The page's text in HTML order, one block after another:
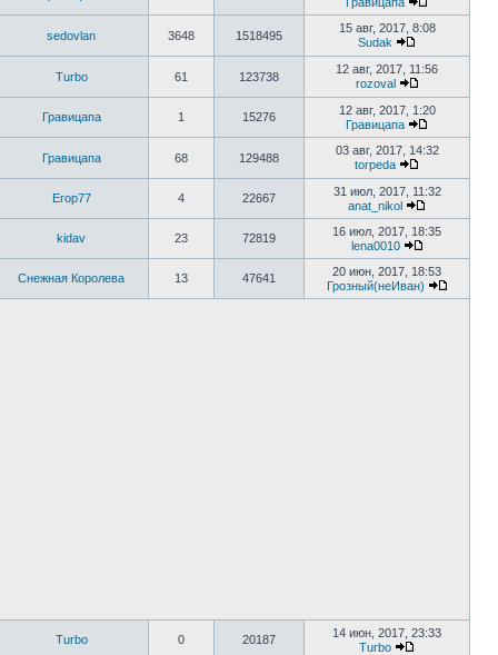
sedovlan 3648 1518495
15 авг, 2017, 8:08
Sudak
Turbo 61 123738
12 авг, 2017, 11:56
rozoval
Гравицапа 1 15276
12 авг, 2017, 1:20
Гравицапа
Гравицапа 68 129488
03 авг, 2017, 14:32
torpeda
Егор77 4 22667
31 июл, 2017, 11:32
anat_nikol
kidav 23 72819
16 июл, 2017, 18:35
lena0010
Снежная Королева 13 47641
20 июн, 2017, 18:53
Грозный(неИван)
Turbo 0 20187
14 июн, 2017, 23:33
Turbo